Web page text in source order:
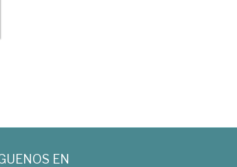
EN